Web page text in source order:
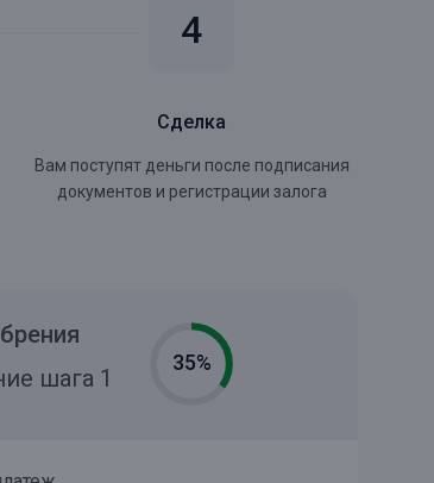
Сделка
Вам поступят деньги после подписания
документов и регистрации залога
35%
шага 1